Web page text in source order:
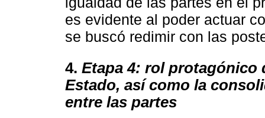
es evidente al poder actuar
se buscó redimir con las
4. Etapa 4: rol protagónico
Estado, así como la
entre las partes